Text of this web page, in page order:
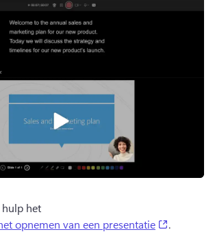
het
opnemen van een presentatie
.